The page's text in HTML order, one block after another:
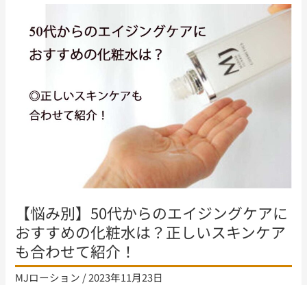
【悩み別】50代からのエイジングケアに
おすすめの化粧水は？正しいスキンケア
も合わせて紹介！
MJローション /2023年11月23日
別】
グ
ケ
ア